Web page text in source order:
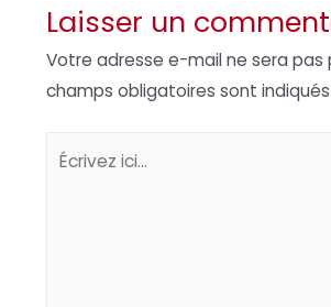
Laisser un
Votre adresse e-mail ne sera pas
champs obligatoires sont
Écrivez